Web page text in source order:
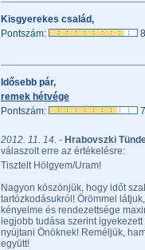
Kisgyerekes család,
Pontszám:
Idősebb pár,
remek hétvége
Pontszám:
2012. 11. 14. - Hrabovszki
válaszolt erre az értékelésre:
Tisztelt Hölgyem/Uram!
Nagyon köszönjük, hogy időt
tartózkodásukról! Örömmel
kényelme és rendezettsége
legjobb tudása szerint
nyújtani Önöknek! Reméljük,
együtt!